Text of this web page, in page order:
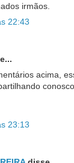
irmãos.
22:43
acima,
23:13